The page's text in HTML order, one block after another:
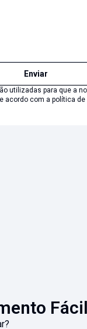
Enviar
utilizadas para que a
acordo com a política de
Fácil